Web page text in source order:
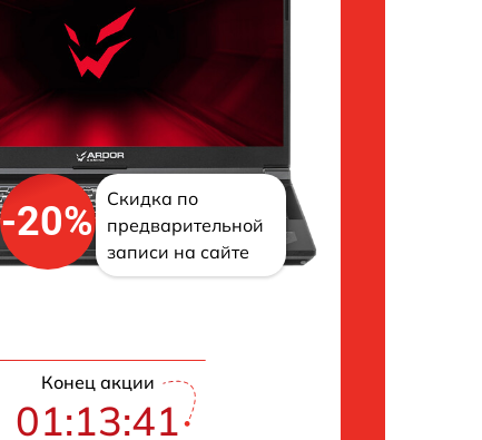
-20%
Скидка по
предварительной
записи на сайте
Конец акции
01:13:41